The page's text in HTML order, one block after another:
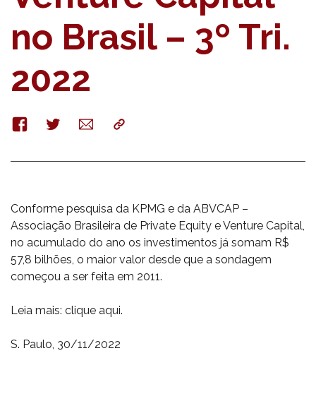
no Brasil – 3º Tri.
2022
FacebookTwitterE-
mail
Copy
Conforme pesquisa da KPMG e da ABVCAP –
Associação Brasileira de Private Equity e Venture Capital,
no acumulado do ano os investimentos já somam R$
57,8 bilhões, o maior valor desde que a sondagem
começou a ser feita em 2011.
Leia mais: clique aqui.
S. Paulo, 30/11/2022